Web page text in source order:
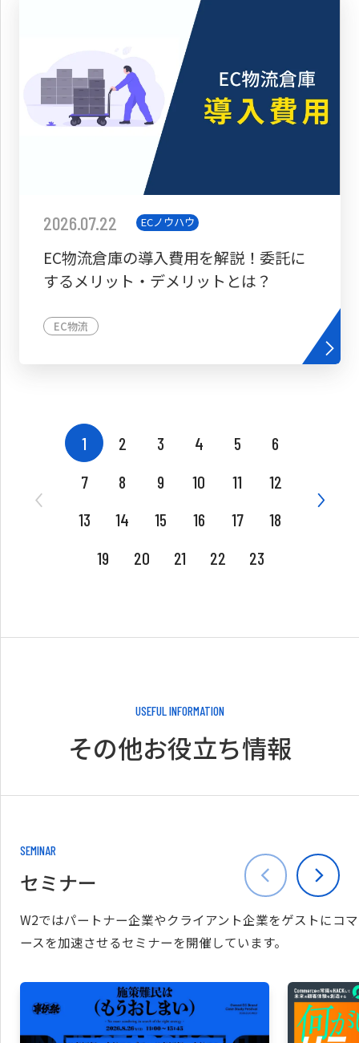
2026.07.22 ECノウハウ
EC物流倉庫の導入費用を解説！委託に
するメリット・デメリットとは？
EC物流
1 2 3 4 5
6
7
8 9 10 11
12
13
14 15 16 17
18
19
20 21 22 23
USEFUL INFORMATION
その他お役立ち情報
SEMINAR
セミナー
W2ではパートナー企業やクライアント企業をゲストにコマ
ースを加速させるセミナーを開催しています。